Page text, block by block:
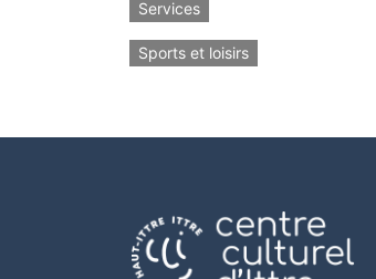
Services
Sports et loisirs